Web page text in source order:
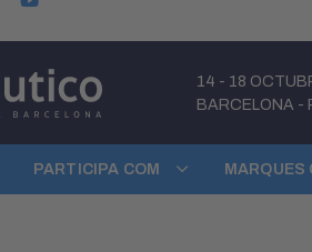
14 - 18
BARCELONA -
PARTICIPA COM MARQUES